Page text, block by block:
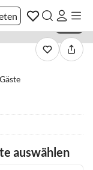
auswählen